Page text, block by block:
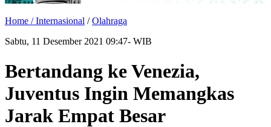
Home /Internasional /Olahraga
Sabtu, 11 Desember 2021 09:47- WIB
Bertandang ke Venezia,
Juventus Ingin Memangkas
Jarak Empat Besar